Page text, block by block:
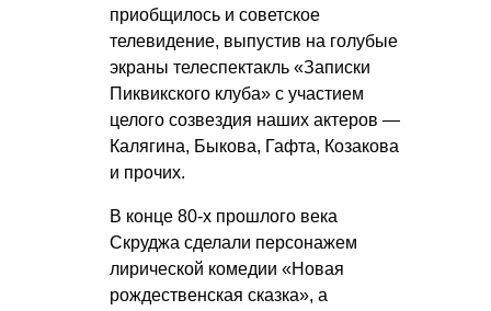
приобщилось и советское
телевидение, выпустив на голубые
экраны телеспектакль «Записки
Пиквикского клуба» с участием
целого созвездия наших актеров —
Калягина, Быкова, Гафта, Козакова
и прочих.
В конце 80-х прошлого века
Скруджа сделали персонажем
лирической комедии «Новая
рождественская сказка», а